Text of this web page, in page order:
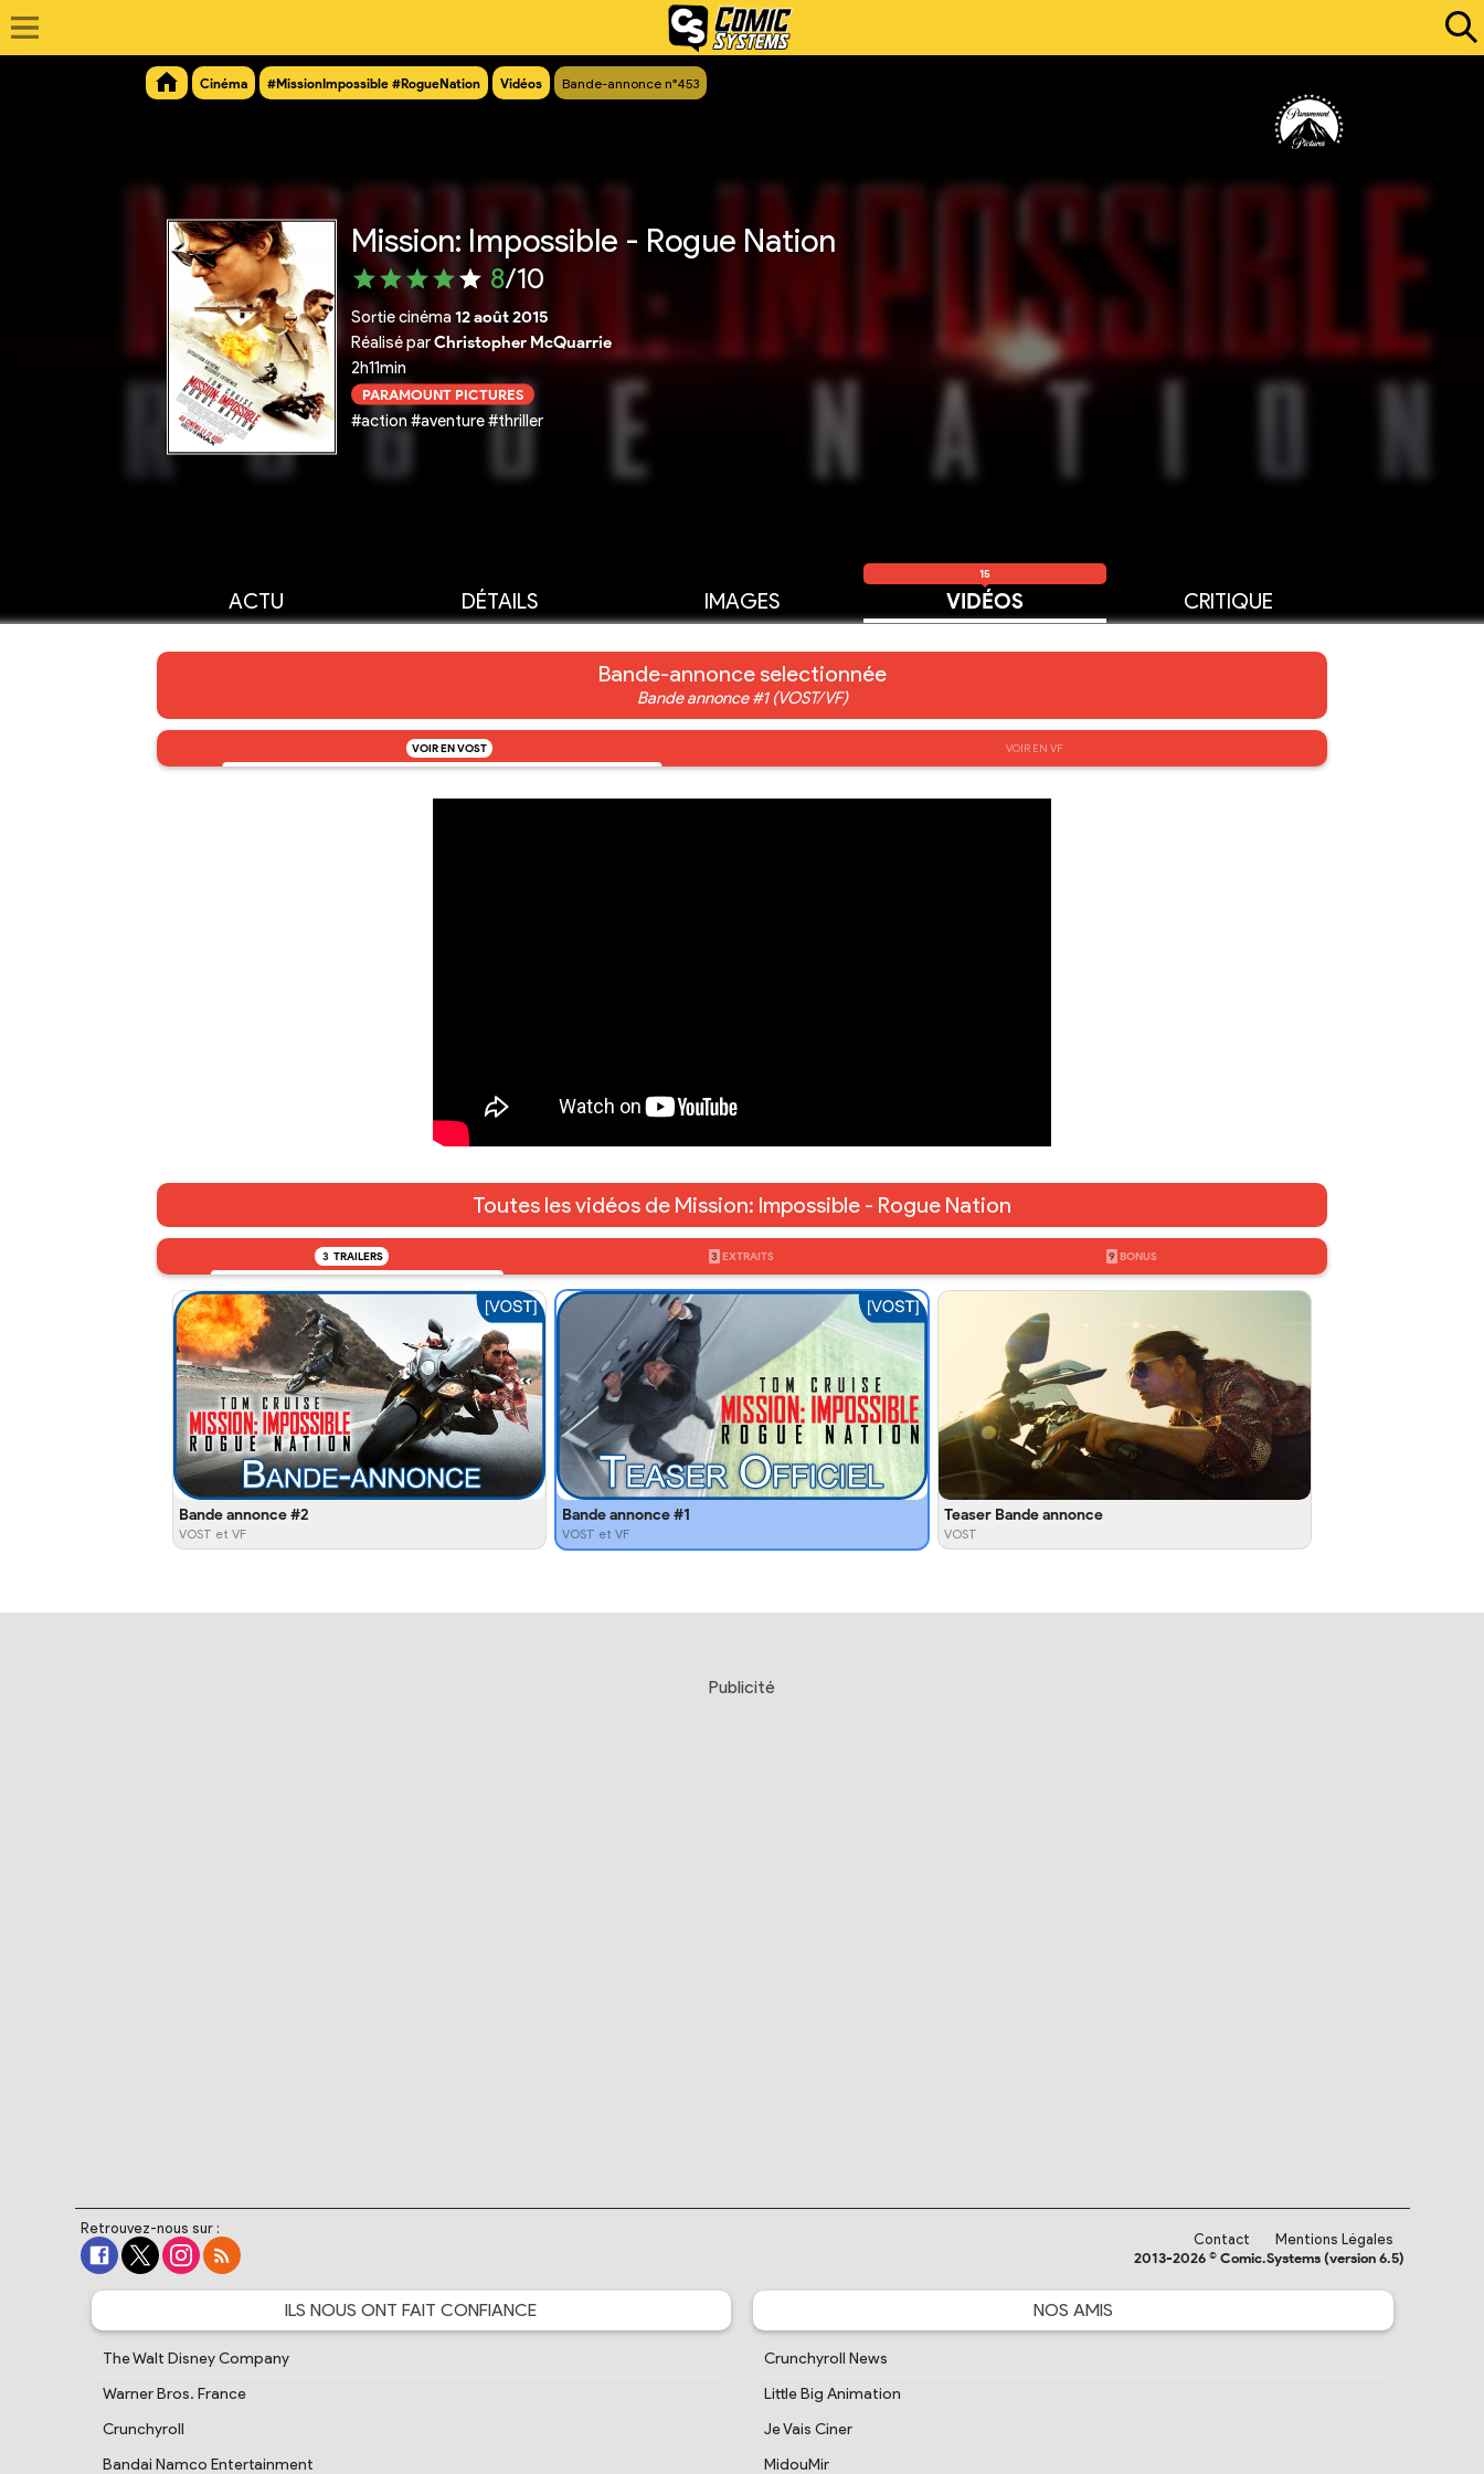
Cinéma #MissionImpossible #RogueNation Vidéos Bande-annonce n°453
Mission: Impossible - Rogue Nation
8/10
Sortie cinéma 12 août 2015
Réalisé parChristopher McQuarrie
2h11min
PARAMOUNT PICTURES
#action #aventure #thriller
ACTU DÉTAILS IMAGES VIDÉOS
15
CRITIQUE
Bande-annonce selectionnée
Bande annonce #1 (VOST/VF)
VOIR EN VOST VOIR EN VF
Toutes les vidéos de Mission: Impossible - Rogue Nation
3 TRAILERS 3 EXTRAITS 9 BONUS
Bande annonce #2
VOST et VF
Bande annonce #1
VOST et VF
Teaser Bande annonce
VOST
Publicité
Retrouvez-nous sur :
Contact
Mentions Légales
2013-2026 © Comic.Systems (version 6.5)
ILS NOUS ONT FAIT CONFIANCE
The Walt Disney Company
Warner Bros. France
Crunchyroll
Bandai Namco Entertainment
NOS AMIS
Crunchyroll News
Little Big Animation
Je Vais Ciner
MidouMir